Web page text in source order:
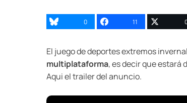
0 11
El juego de deportes extremos
multiplataforma, es decir que estará
Aqui el trailer del anuncio.